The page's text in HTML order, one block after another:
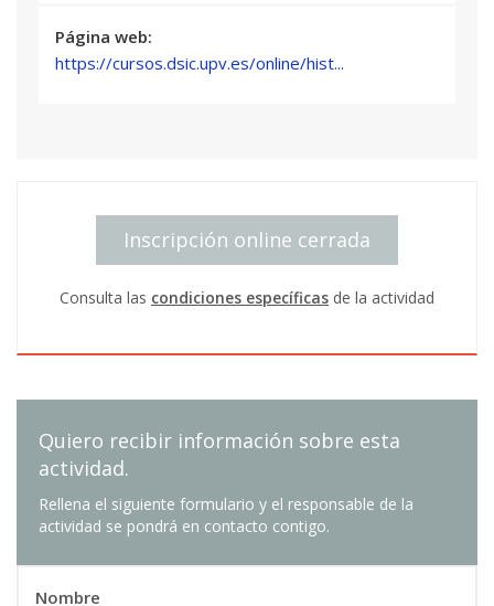
Página web:
https://cursos.dsic.upv.es/online/hist...
Inscripción online cerrada
Consulta las condiciones específicas de la actividad
Quiero recibir información sobre esta
actividad.
Rellena el siguiente formulario y el responsable de la
actividad se pondrá en contacto contigo.
Nombre